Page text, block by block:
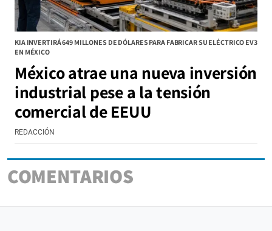
KIA INVERTIRÁ 649 MILLONES DE DÓLARES PARA FABRICAR SU ELÉCTRICO EV3
EN MÉXICO
México atrae una nueva inversión
industrial pese a la tensión
comercial de EEUU
REDACCIÓN
COMENTARIOS